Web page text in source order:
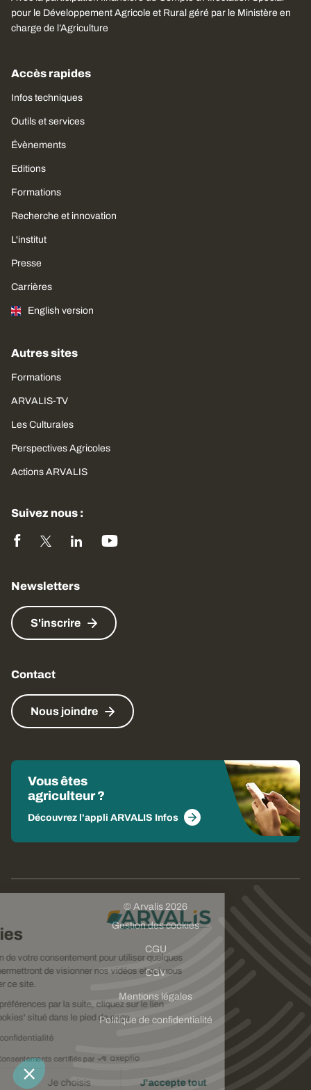
vos cookies
Nous avons besoin de votre consentement pour utiliser quelques
cookies qui vous permettront de visionner nos vidéos et qui nous
aideront à améliorer ce site.
Pour modifier vos préférences par la suite, cliquez sur le lien
'Préférences de cookies' situé dans le pied de page.
Lire la politique de confidentialité
Consentements certifiés par
Je refuse Je choisis
pour le Développement Agricole et Rural géré par le Ministère en
charge de l’Agriculture
Accès rapides
Infos techniques
Outils et services
Évènements
Editions
Formations
Recherche et innovation
L'institut
Presse
Carrières
English version
Autres sites
Formations
ARVALIS-TV
Les Culturales
Perspectives Agricoles
Actions ARVALIS
Suivez nous :
Newsletters
S'inscrire
Contact
Nous joindre
Vous êtes
agriculteur ?
Découvrez l'appli ARVALIS Infos
© Arvalis 2026
Gestion des cookies
CGU
CGV
Mentions légales
Politique de confidentialité